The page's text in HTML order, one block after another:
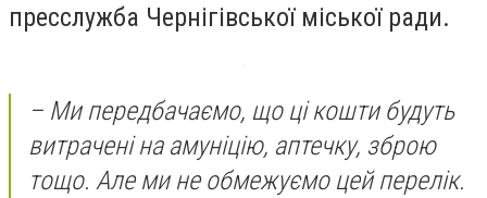
пресслужба Чернігівської міської ради.
– Ми передбачаємо, що ці кошти будуть
витрачені на амуніцію, аптечку, зброю
тощо. Але ми не обмежуємо цей перелік.